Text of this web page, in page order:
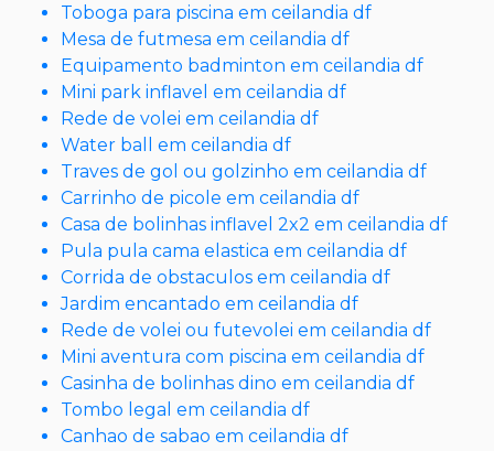
Toboga para piscina em ceilandia df
Mesa de futmesa em ceilandia df
Equipamento badminton em ceilandia df
Mini park inflavel em ceilandia df
Rede de volei em ceilandia df
Water ball em ceilandia df
Traves de gol ou golzinho em ceilandia df
Carrinho de picole em ceilandia df
Casa de bolinhas inflavel 2x2 em ceilandia df
Pula pula cama elastica em ceilandia df
Corrida de obstaculos em ceilandia df
Jardim encantado em ceilandia df
Rede de volei ou futevolei em ceilandia df
Mini aventura com piscina em ceilandia df
Casinha de bolinhas dino em ceilandia df
Tombo legal em ceilandia df
Canhao de sabao em ceilandia df